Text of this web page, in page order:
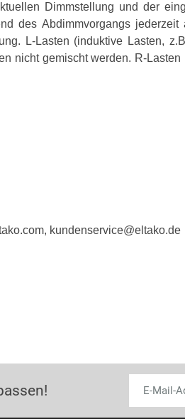
Dimmstellung und der
des Abdimmvorgangs
L-Lasten (induktive Lasten,
nicht gemischt werden. R-
kundenservice@eltako.de